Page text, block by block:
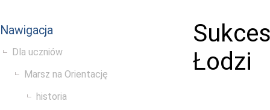
Nawigacja
Dla uczniów
Marsz na Orientację
historia
Łodzi